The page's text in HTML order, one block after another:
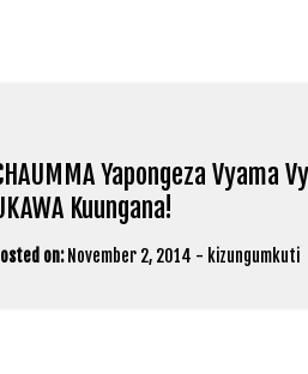
Yapongeza Vyama
Kuungana!
on: November 2, 2014 - kizungumkuti